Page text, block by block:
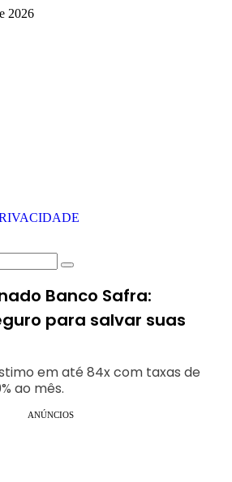
2026
Procurar
Banco Safra:
para salvar suas
em até 84x com taxas de
ao mês.
ANÚNCIOS